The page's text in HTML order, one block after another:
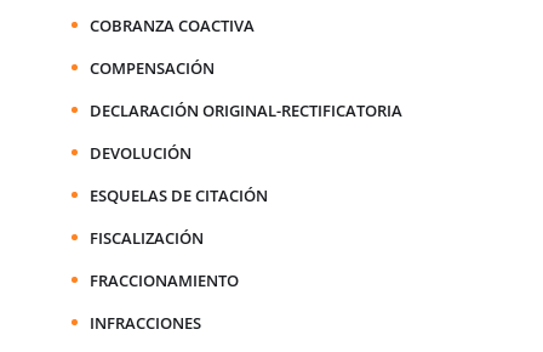
COBRANZA COACTIVA
COMPENSACIÓN
DECLARACIÓN ORIGINAL-RECTIFICATORIA
DEVOLUCIÓN
ESQUELAS DE CITACIÓN
FISCALIZACIÓN
FRACCIONAMIENTO
INFRACCIONES